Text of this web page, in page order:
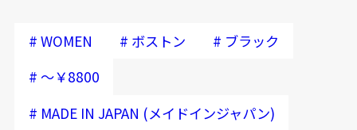
再入荷お知らせメールのお申し込み
# WOMEN # ボストン # ブラック
# ～￥8800
# MADE IN JAPAN (メイドインジャパン)